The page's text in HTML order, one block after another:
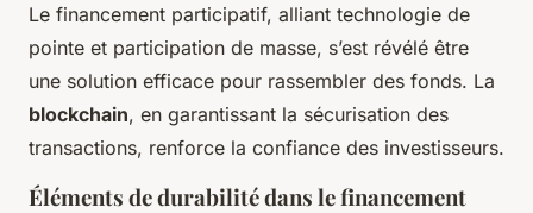
Le financement participatif, alliant technologie de
pointe et participation de masse, s’est révélé être
une solution efficace pour rassembler des fonds. La
blockchain, en garantissant la sécurisation des
transactions, renforce la confiance des investisseurs.
Éléments de durabilité dans le financement